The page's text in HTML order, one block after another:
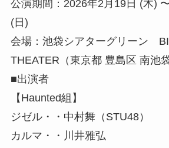
公演期間：2026年2月19日 (木)
(日)
会場：池袋シアターグリーン
THEATER（東京都 豊島区 南池
■出演者
【Haunted組】
ジゼル・・中村舞（STU48）
カルマ・・川井雅弘